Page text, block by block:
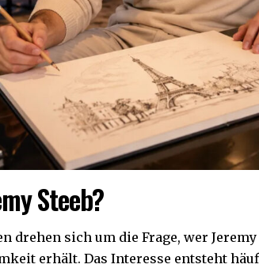
Steeb?
drehen sich um die Frage, wer
erhält. Das Interesse entsteht